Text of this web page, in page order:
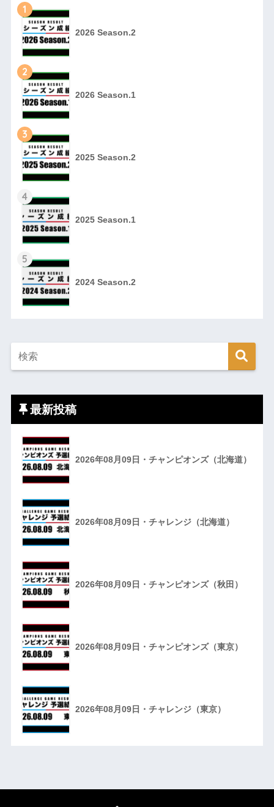
1
2026 Season.2
2
2026 Season.1
3
2025 Season.2
4
2025 Season.1
5
2024 Season.2
最新投稿
2026年08月09日・チャンピオンズ（北海道）
2026年08月09日・チャレンジ（北海道）
2026年08月09日・チャンピオンズ（秋田）
2026年08月09日・チャンピオンズ（東京）
2026年08月09日・チャレンジ（東京）